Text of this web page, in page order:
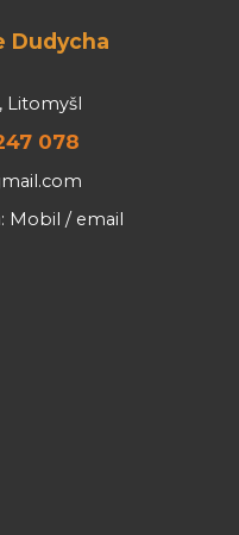
Litomyšl
078
Mobil / email